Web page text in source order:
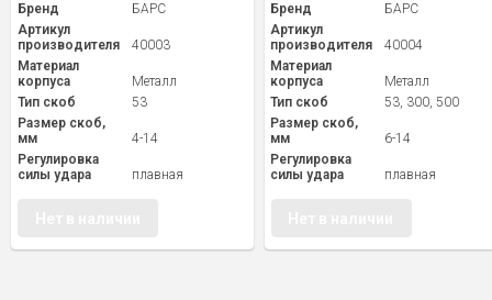
Бренд
БАРС
Артикул
производителя
40003
Материал
корпуса
Металл
Тип скоб
53
Размер скоб,
мм
4-14
Регулировка
силы удара
плавная
Бренд
БАРС
Артикул
производителя
40004
Материал
корпуса
Металл
Тип скоб
53, 300, 500
Размер скоб,
мм
6-14
Регулировка
силы удара
плавная